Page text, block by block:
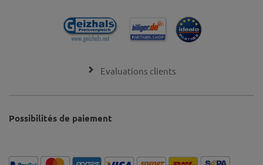
Evaluations clients
Possibilités de paiement